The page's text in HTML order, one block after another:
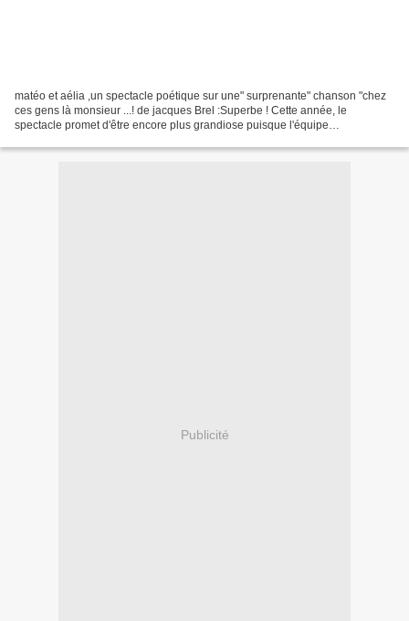
matéo et aélia ,un spectacle poétique sur une" surprenante" chanson "chez
ces gens là monsieur ...! de jacques Brel :Superbe ! Cette année, le
spectacle promet d'être encore plus grandiose puisque l'équipe
Publicité